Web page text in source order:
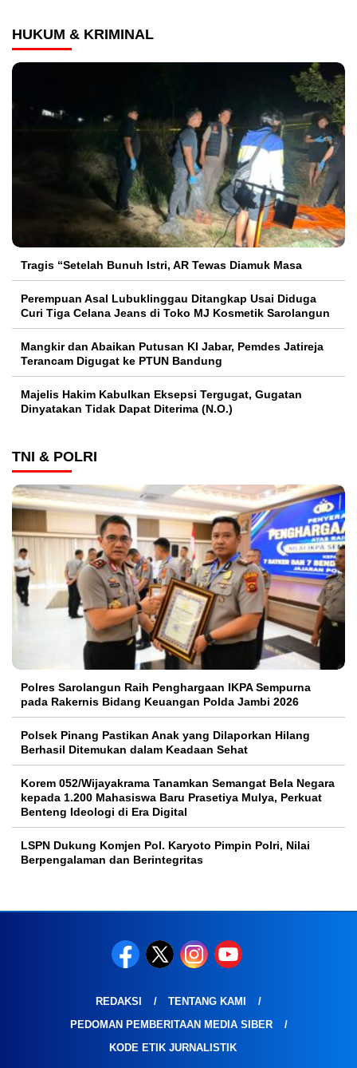
HUKUM & KRIMINAL
Tragis “Setelah Bunuh Istri, AR Tewas Diamuk Masa
Perempuan Asal Lubuklinggau Ditangkap Usai Diduga
Curi Tiga Celana Jeans di Toko MJ Kosmetik Sarolangun
Mangkir dan Abaikan Putusan KI Jabar, Pemdes Jatireja
Terancam Digugat ke PTUN Bandung
Majelis Hakim Kabulkan Eksepsi Tergugat, Gugatan
Dinyatakan Tidak Dapat Diterima (N.O.)
TNI & POLRI
Polres Sarolangun Raih Penghargaan IKPA Sempurna
pada Rakernis Bidang Keuangan Polda Jambi 2026
Polsek Pinang Pastikan Anak yang Dilaporkan Hilang
Berhasil Ditemukan dalam Keadaan Sehat
Korem 052/Wijayakrama Tanamkan Semangat Bela Negara
kepada 1.200 Mahasiswa Baru Prasetiya Mulya, Perkuat
Benteng Ideologi di Era Digital
LSPN Dukung Komjen Pol. Karyoto Pimpin Polri, Nilai
Berpengalaman dan Berintegritas
REDAKSI
TENTANG KAMI
PEDOMAN PEMBERITAAN MEDIA SIBER
KODE ETIK JURNALISTIK